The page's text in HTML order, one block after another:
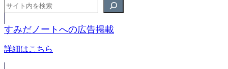
すみだノートへの広告掲載
詳細はこちら